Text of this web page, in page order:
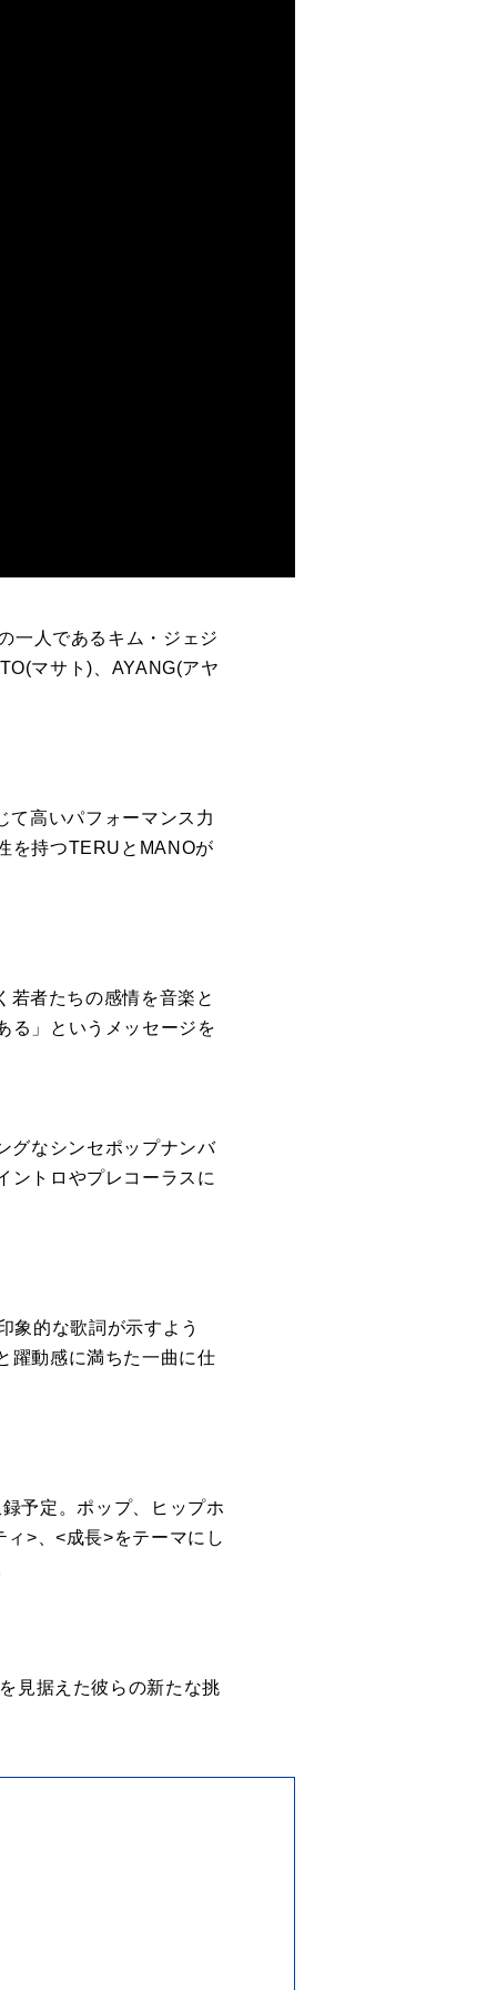
一人であるキム・ジェジ
マサト)、AYANG(アヤ
て高いパフォーマンス力
を持つTERUとMANOが
若者たちの感情を音楽と
る」というメッセージを
グなシンセポップナンバ
ントロやプレコーラスに
象的な歌詞が示すよう
躍動感に満ちた一曲に仕
予定。ポップ、ヒップホ
>、<成長>をテーマにし
見据えた彼らの新たな挑